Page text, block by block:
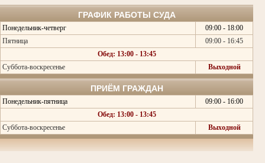
ГРАФИК РАБОТЫ СУДА
Понедельник-четверг
09:00 - 18:00
Пятница
09:00 - 16:45
Обед: 13:00 - 13:45
Суббота-воскресенье
Выходной
ПРИЁМ ГРАЖДАН
Понедельник-пятница
09:00 - 16:00
Обед: 13:00 - 13:45
Суббота-воскресенье
Выходной